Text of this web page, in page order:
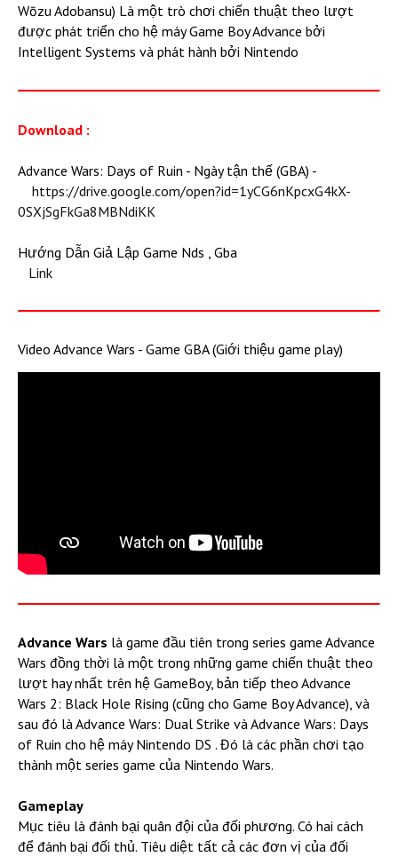
Wōzu Adobansu) Là một trò chơi chiến thuật theo lượt
được phát triển cho hệ máy Game Boy Advance bởi
Intelligent Systems và phát hành bởi Nintendo
Download :
Advance Wars: Days of Ruin - Ngày tận thế (GBA) -
https://drive.google.com/open?id=1yCG6nKpcxG4kX-
0SXjSgFkGa8MBNdiKK
Hướng Dẫn Giả Lập Game Nds , Gba
Link
Video Advance Wars - Game GBA (Giới thiệu game play)
Advance Wars là game đầu tiên trong series game Advance
Wars đồng thời là một trong những game chiến thuật theo
lượt hay nhất trên hệ GameBoy, bản tiếp theo Advance
Wars 2: Black Hole Rising (cũng cho Game Boy Advance), và
sau đó là Advance Wars: Dual Strike và Advance Wars: Days
of Ruin cho hệ máy Nintendo DS . Đó là các phần chơi tạo
thành một series game của Nintendo Wars.
Gameplay
Mục tiêu là đánh bại quân đội của đối phương. Có hai cách
để đánh bại đối thủ. Tiêu diệt tất cả các đơn vị của đối